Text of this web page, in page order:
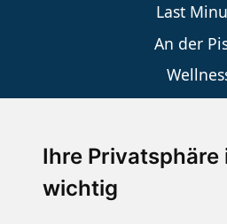
Ihre Privatsphäre
wichtig
Last
An der
Die Schneehoehen Ski APP